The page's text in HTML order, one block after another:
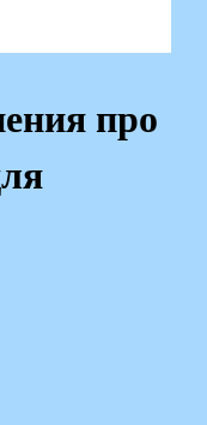
про